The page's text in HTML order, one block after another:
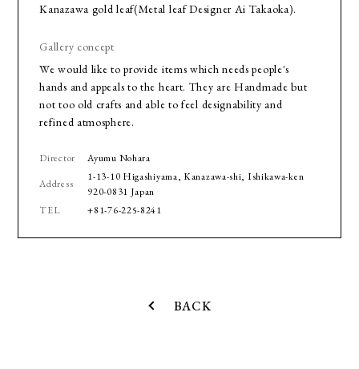
Kanazawa gold leaf(Metal leaf Designer Ai Takaoka).
Gallery concept
We would like to provide items which needs people's
hands and appeals to the heart. They are Handmade but
not too old crafts and able to feel designability and
refined atmosphere.
Director
Ayumu Nohara
Address
1-13-10 Higashiyama, Kanazawa-shi, Ishikawa-ken
920-0831 Japan
TEL
+81-76-225-8241
BACK